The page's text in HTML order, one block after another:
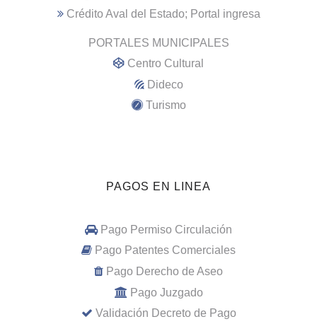
Crédito Aval del Estado; Portal ingresa
PORTALES MUNICIPALES
Centro Cultural
Dideco
Turismo
PAGOS EN LINEA
Pago Permiso Circulación
Pago Patentes Comerciales
Pago Derecho de Aseo
Pago Juzgado
Validación Decreto de Pago